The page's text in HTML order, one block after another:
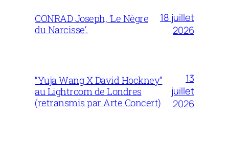
CONRAD Joseph, ‘Le Nègre
du Narcisse’.
18 juillet
2026
“Yuja Wang X David Hockney”
au Lightroom de Londres
(retransmis par Arte Concert)
13
juillet
2026